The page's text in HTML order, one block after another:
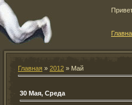
Главная » 2012 » Май
30 Мая, Среда